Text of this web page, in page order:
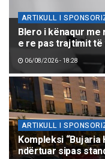
ARTIKULL I
Blero i kënaqur
e re pas trajtimit të
06/08/2026 - 18:28
ARTIKULL I
Kompleksi
ndërtuar sipas